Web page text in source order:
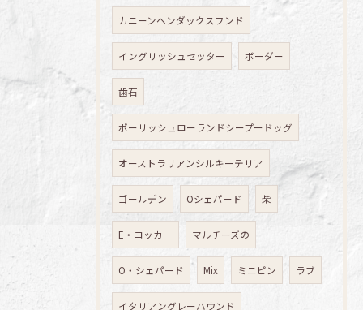
カニーンヘンダックスフンド
イングリッシュセッター ボーダー
歯石
ポーリッシュローランドシープードッグ
オーストラリアンシルキーテリア
ゴールデン Oシェパード 柴
E・コッカ― マルチーズの
O・シェパード Mix ミニピン ラブ
イタリアングレーハウンド